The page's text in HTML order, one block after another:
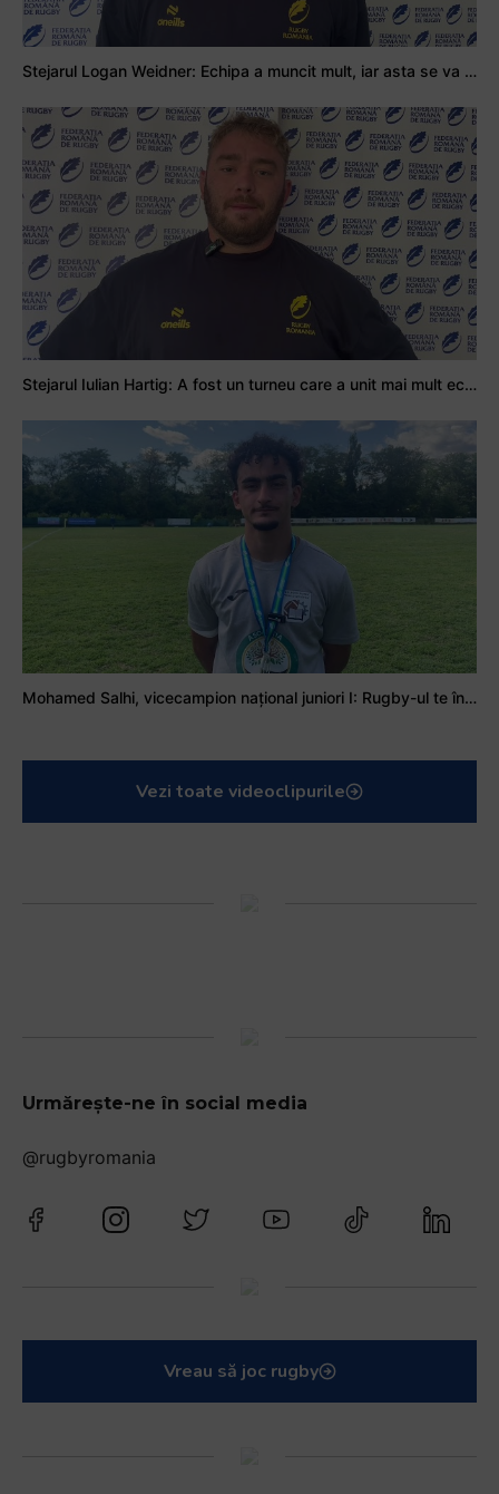
Stejarul Logan Weidner: Echipa a muncit mult, iar asta se va vedea în meciurile de la Nations Cup
Stejarul Iulian Hartig: A fost un turneu care a unit mai mult echipa
Mohamed Salhi, vicecampion național juniori I: Rugby-ul te învață să accepți și înfrângerile
Vezi toate videoclipurile
Urmărește-ne în social media
@rugbyromania
Vreau să joc rugby